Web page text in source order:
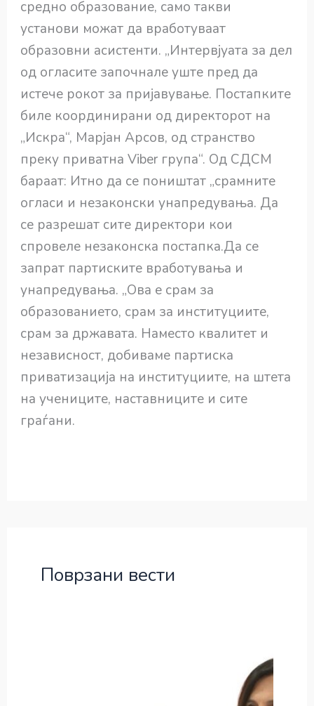
средно образование, само такви
установи можат да вработуваат
образовни асистенти. „Интервјуата за дел
од огласите започнале уште пред да
истече рокот за пријавување. Постапките
биле координирани од директорот на
„Искра“, Марјан Арсов, од странство
преку приватна Viber група“. Од СДСМ
бараат: Итно да се поништат „срамните
огласи и незаконски унапредувања. Да
се разрешат сите директори кои
спровеле незаконска постапка.Да се
запрат партиските вработувања и
унапредувања. „Ова е срам за
образованието, срам за институциите,
срам за државата. Наместо квалитет и
независност, добиваме партиска
приватизација на институциите, на штета
на учениците, наставниците и сите
граѓани.
Поврзани вести